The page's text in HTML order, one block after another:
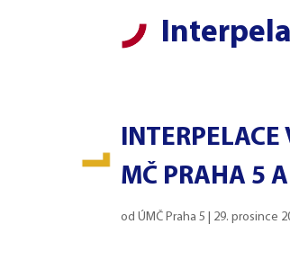
MČ PRAHA 5
odÚMČ Praha 5 29. prosince